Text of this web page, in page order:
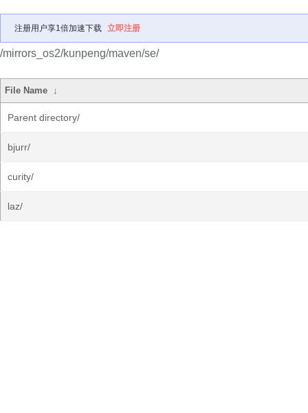
注册用户享1倍加速下载 立即注册
/mirrors_os2/kunpeng/maven/se/
File Name ↓
Parent directory/
bjurr/
curity/
laz/